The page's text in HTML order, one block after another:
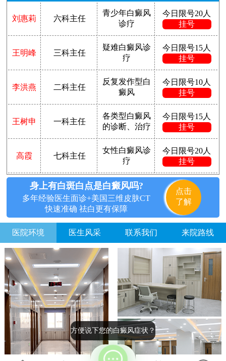
刘惠莉 六科主任
青少年白癜风
诊疗
今日限号20人
挂号
王明峰 三科主任
疑难白癜风诊
疗
今日限号15人
挂号
李洪燕 二科主任
反复发作型白
癜风
今日限号10人
挂号
王树申 一科主任
各类型白癜风
的诊断、治疗
今日限号15人
挂号
高霞 七科主任
女性白癜风诊
疗
今日限号20人
挂号
身上有白斑白点是白癜风吗?
多年经验医生面诊+美国三维皮肤CT
快速准确 祛白更有保障
点击
了解
医院环境 医生风采 联系我们 来院路线
方便说下您的白癜风症状？